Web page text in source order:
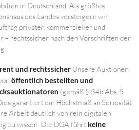
in Deutschland. Als größtes
des Landes versteigern wir
privater, kommerzieller und
rechtssicher nach den Vorschriften der
und rechtssicher Unsere Auktionen
öffentlich bestellten und
(gemäß § 34b Abs. 5
garantiert ein Höchstmaß an Seriosität
Arbeit deutlich von rein digitalen
zu wissen: Die DGA führt keine